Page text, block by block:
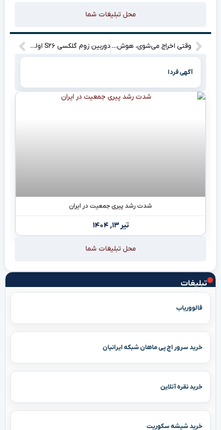
تبلیغات
فالووریاب
خرید سرور اچ پی ماهان شبکه ایرانیان
خرید نقره آنلاین
خرید شیشه سکوریت
محل تبلیغات شما
وقتی اخراج می‌شوی، هوش مصنوعی نجاتت می‌دهد؟” دوربین زوم گلکسی S۲۶ اولترا سوژه افشاگری شد
آگهی فردا
شدت رشد پیری جمعیت در ایران
تیر ۱۳, ۱۴۰۴
محل تبلیغات شما